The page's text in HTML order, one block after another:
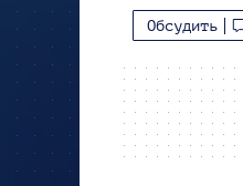
Обсудить